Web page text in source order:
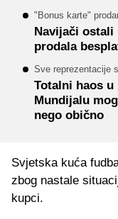
"Bonus karte"
Navijači ostali
prodala
Sve reprezentacije
Totalni haos u
Mundijalu
nego obično
Svjetska kuća
zbog nastale
kupci.